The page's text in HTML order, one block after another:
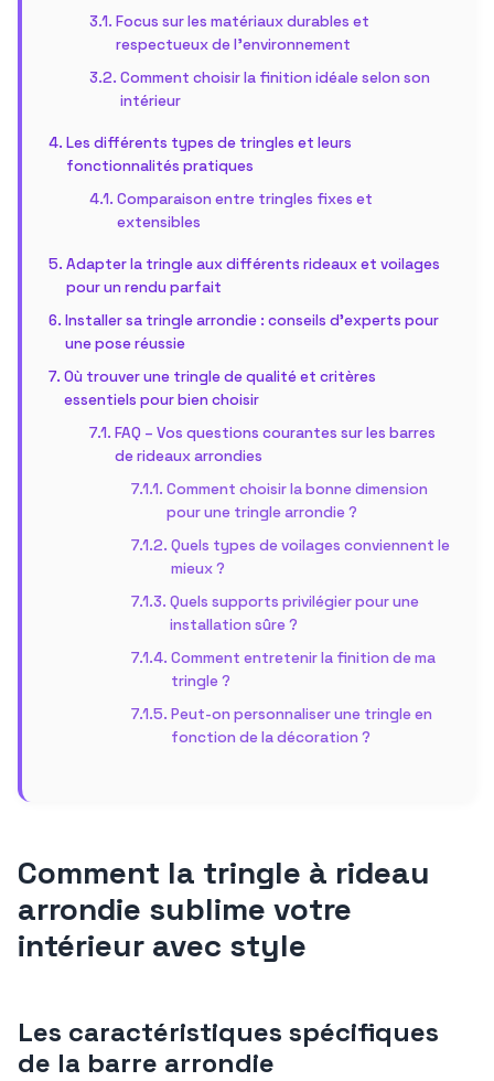
Focus sur les matériaux durables et
respectueux de l’environnement
Comment choisir la finition idéale selon son
intérieur
Les différents types de tringles et leurs
fonctionnalités pratiques
Comparaison entre tringles fixes et
extensibles
Adapter la tringle aux différents rideaux et voilages
pour un rendu parfait
Installer sa tringle arrondie : conseils d’experts pour
une pose réussie
Où trouver une tringle de qualité et critères
essentiels pour bien choisir
FAQ – Vos questions courantes sur les barres
de rideaux arrondies
Comment choisir la bonne dimension
pour une tringle arrondie ?
Quels types de voilages conviennent le
mieux ?
Quels supports privilégier pour une
installation sûre ?
Comment entretenir la finition de ma
tringle ?
Peut-on personnaliser une tringle en
fonction de la décoration ?
Comment la tringle à rideau
arrondie sublime votre
intérieur avec style
Les caractéristiques spécifiques
de la barre arrondie